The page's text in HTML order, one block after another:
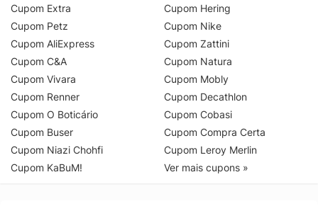
Cupom Extra
Cupom Petz
Cupom AliExpress
Cupom C&A
Cupom Vivara
Cupom Renner
Cupom O Boticário
Cupom Buser
Cupom Niazi Chohfi
Cupom KaBuM!
Cupom Hering
Cupom Nike
Cupom Zattini
Cupom Natura
Cupom Mobly
Cupom Decathlon
Cupom Cobasi
Cupom Compra Certa
Cupom Leroy Merlin
Ver mais cupons »